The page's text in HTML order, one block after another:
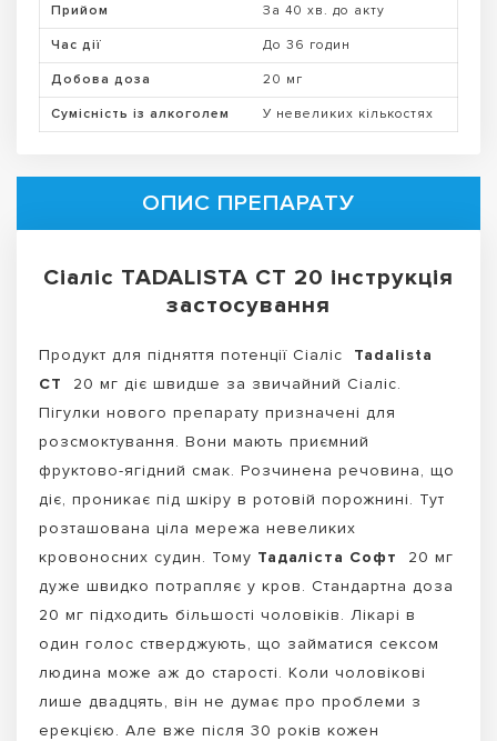
Прийом За 40 хв. до акту
Час дії До 36 годин
Добова доза 20 мг
Сумісність із алкоголем У невеликих кількостях
ОПИС ПРЕПАРАТУ
Сіаліс TADALISTA CT 20 інструкція
застосування
Продукт для підняття потенції Сіаліс Tadalista
CT
20 мг діє швидше за звичайний Сіаліс.
Пігулки нового препарату призначені для
розсмоктування. Вони мають приємний
фруктово-ягідний смак. Розчинена речовина, що
діє, проникає під шкіру в ротовій порожнині. Тут
розташована ціла мережа невеликих
кровоносних судин. Тому Тадаліста Софт
20 мг
дуже швидко потрапляє у кров. Стандартна доза
20 мг підходить більшості чоловіків. Лікарі в
один голос стверджують, що займатися сексом
людина може аж до старості. Коли чоловікові
лише двадцять, він не думає про проблеми з
ерекцією. Але вже після 30 років кожен